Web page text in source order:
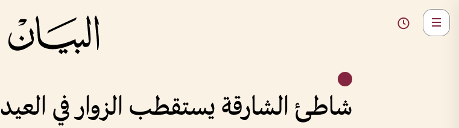
شاطئ الشارقة يستقطب الزوار في العيد